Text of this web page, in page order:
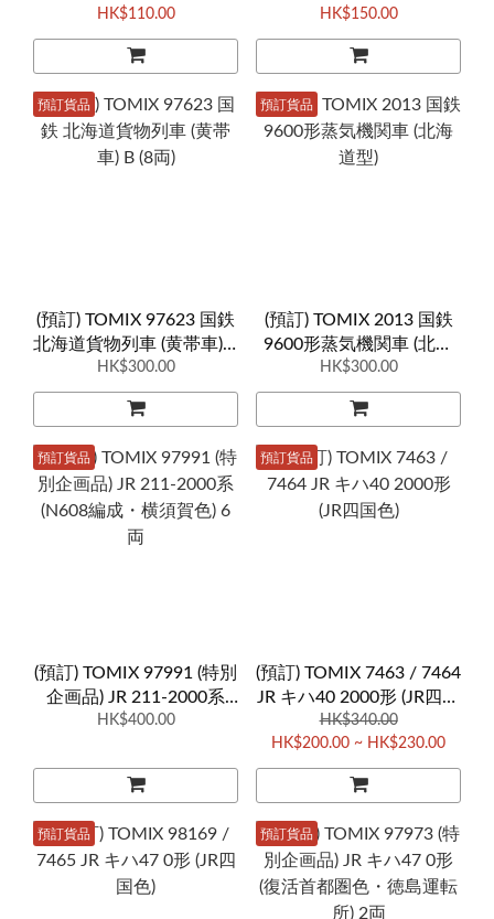
HK$110.00
HK$150.00
預訂貨品
(預訂) TOMIX 97623 国鉄
北海道貨物列車 (黄帯車) B
(8両)
HK$300.00
預訂貨品
(預訂) TOMIX 2013 国鉄
9600形蒸気機関車 (北海
道型)
HK$300.00
預訂貨品
(預訂) TOMIX 97991 (特別
企画品) JR 211-2000系
(N608編成・横須賀色) 6
HK$400.00
預訂貨品
(預訂) TOMIX 7463 / 7464
JR キハ40 2000形 (JR四国
色)
HK$340.00
HK$200.00 ~ HK$230.00
預訂貨品 預訂貨品